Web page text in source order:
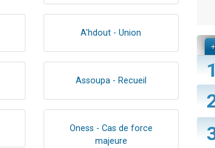
A'hdout - Union
Assoupa - Recueil
Oness - Cas de force
majeure